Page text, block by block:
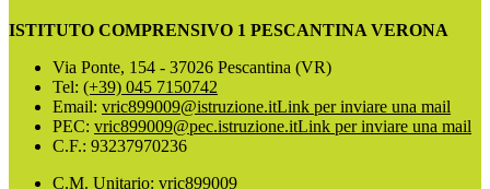
ISTITUTO COMPRENSIVO 1 PESCANTINA VERONA
Via Ponte, 154 - 37026 Pescantina (VR)
Tel: (+39) 045 7150742
Email: vric899009@istruzione.itLink per inviare una mail
PEC: vric899009@pec.istruzione.itLink per inviare una mail
C.F.: 93237970236
C.M. Unitario: vric899009